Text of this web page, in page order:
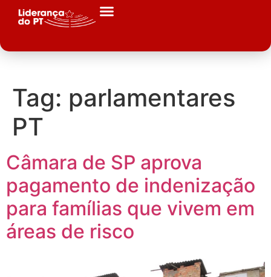
Tag: parlamentares
PT
Câmara de SP aprova
pagamento de indenização
para famílias que vivem em
áreas de risco